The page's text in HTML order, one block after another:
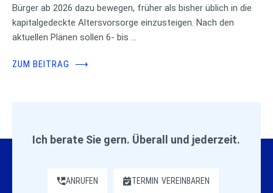
Bürger ab 2026 dazu bewegen, früher als bisher üblich in die
kapitalgedeckte Altersvorsorge einzusteigen. Nach den
aktuellen Plänen sollen 6- bis …
ZUM BEITRAG ⟶
Ich berate Sie gern. Überall und jederzeit.
ANRUFEN TERMIN VEREINBAREN